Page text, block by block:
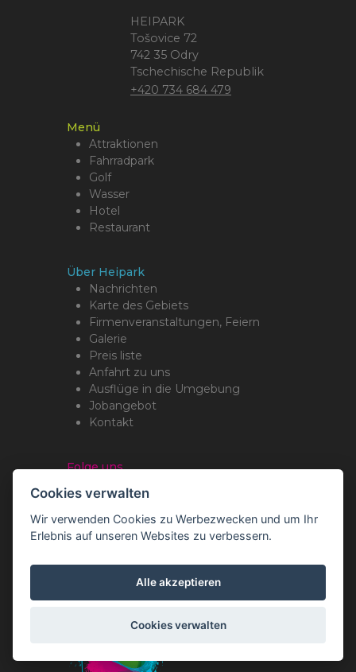
HEIPARK
Tošovice 72
742 35 Odry
Tschechische Republik
+420 734 684 479
Menü
Attraktionen
Fahrradpark
Golf
Wasser
Hotel
Restaurant
Über Heipark
Nachrichten
Karte des Gebiets
Firmenveranstaltungen, Feiern
Galerie
Preis liste
Anfahrt zu uns
Ausflüge in die Umgebung
Jobangebot
Kontakt
Folge uns
Spaneco
Cookies verwalten
Wir verwenden Cookies zu Werbezwecken und um Ihr
Erlebnis auf unseren Websites zu verbessern.
Alle akzeptieren
Cookies verwalten